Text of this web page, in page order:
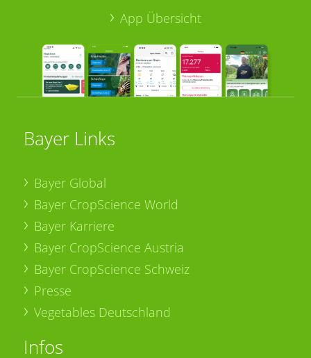
App Übersicht
Bayer Links
Bayer Global
Bayer CropScience World
Bayer Karriere
Bayer CropScience Austria
Bayer CropScience Schweiz
Presse
Vegetables Deutschland
Infos